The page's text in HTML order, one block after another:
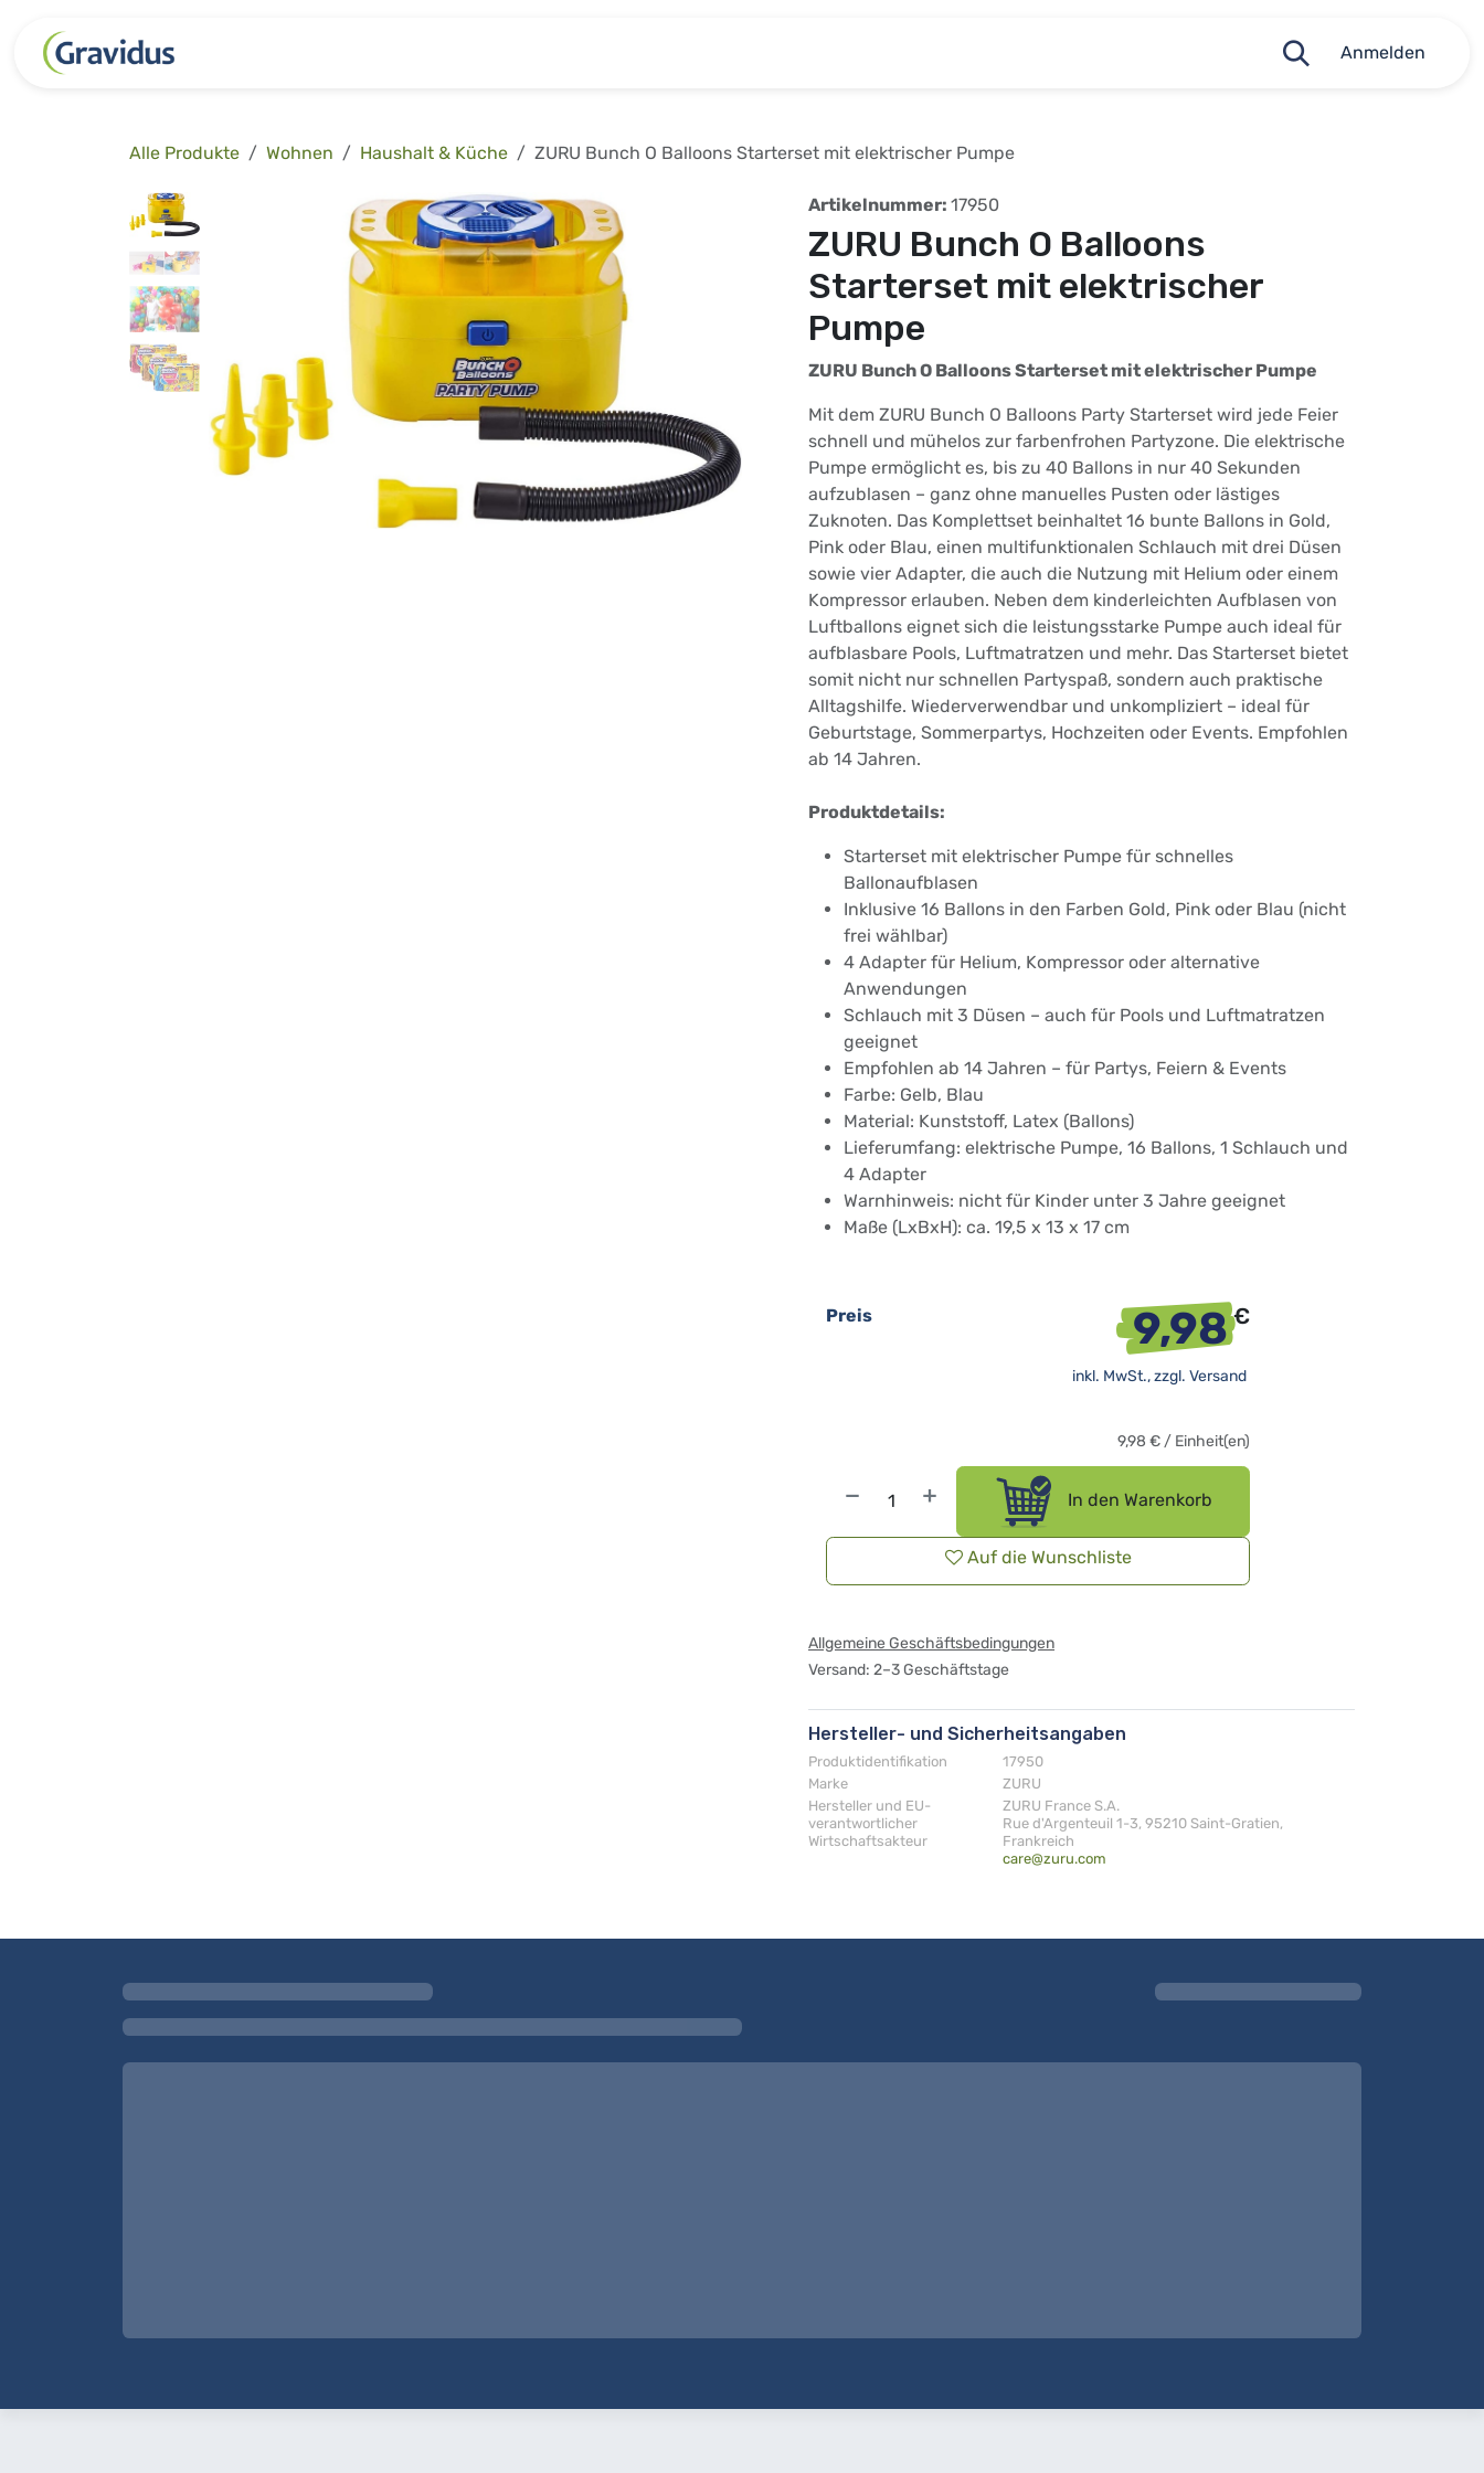
Anmelden
Alle Produkte Wohnen Haushalt & Küche ZURU Bunch O Balloons Starterset mit elektrischer Pumpe
Artikelnummer: 17950
ZURU Bunch O Balloons
Starterset mit elektrischer
Pumpe
ZURU Bunch O Balloons Starterset mit elektrischer Pumpe
Mit dem ZURU Bunch O Balloons Party Starterset wird jede Feier
schnell und mühelos zur farbenfrohen Partyzone. Die elektrische
Pumpe ermöglicht es, bis zu 40 Ballons in nur 40 Sekunden
aufzublasen – ganz ohne manuelles Pusten oder lästiges
Zuknoten. Das Komplettset beinhaltet 16 bunte Ballons in Gold,
Pink oder Blau, einen multifunktionalen Schlauch mit drei Düsen
sowie vier Adapter, die auch die Nutzung mit Helium oder einem
Kompressor erlauben. Neben dem kinderleichten Aufblasen von
Luftballons eignet sich die leistungsstarke Pumpe auch ideal für
aufblasbare Pools, Luftmatratzen und mehr. Das Starterset bietet
somit nicht nur schnellen Partyspaß, sondern auch praktische
Alltagshilfe. Wiederverwendbar und unkompliziert – ideal für
Geburtstage, Sommerpartys, Hochzeiten oder Events. Empfohlen
ab 14 Jahren.
Produktdetails:
Starterset mit elektrischer Pumpe für schnelles
Ballonaufblasen
Inklusive 16 Ballons in den Farben Gold, Pink oder Blau (nicht
frei wählbar)
4 Adapter für Helium, Kompressor oder alternative
Anwendungen
Schlauch mit 3 Düsen – auch für Pools und Luftmatratzen
geeignet
Empfohlen ab 14 Jahren – für Partys, Feiern & Events
Farbe: Gelb, Blau
Material: Kunststoff, Latex (Ballons)
Lieferumfang: elektrische Pumpe, 16 Ballons, 1 Schlauch und
4 Adapter
Warnhinweis: nicht für Kinder unter 3 Jahre geeignet
Maße (LxBxH): ca. 19,5 x 13 x 17 cm
In den Warenkorb
Auf die Wunschliste
Preis 9,98€
inkl. MwSt., zzgl. Versand
9,98 €/ Einheit(en)
Allgemeine Geschäftsbedingungen
Versand: 2–3 Geschäftstage
Hersteller- und Sicherheitsangaben
Produktidentifikation
17950
Marke
ZURU
Hersteller und EU-
verantwortlicher
Wirtschaftsakteur
ZURU France S.A.
Rue d'Argenteuil 1-3, 95210 Saint-Gratien,
Frankreich
care@zuru.com